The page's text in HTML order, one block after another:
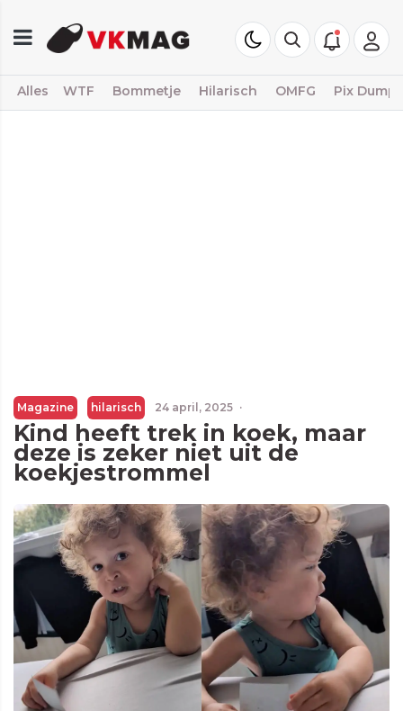
Alles WTF Bommetje Hilarisch OMFG Pix Dump
Magazine hilarisch 24 april, 2025 ·
Kind heeft trek in koek, maar
deze is zeker niet uit de
koekjestrommel